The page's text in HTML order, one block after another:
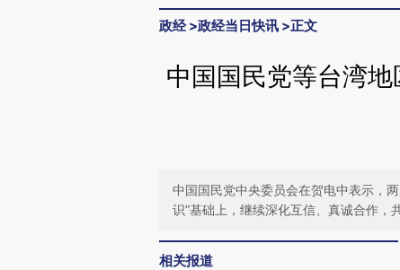
政经>政经当日快讯 >正文
中国国民党等台湾
中国国民党中央委员会在贺电中表示，
识”基础上，继续深化互信、真诚合作，
相关报道